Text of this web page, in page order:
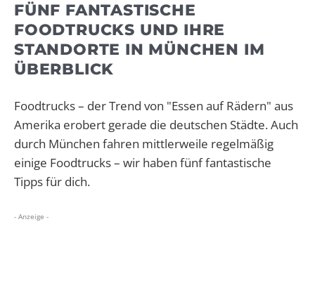
FÜNF FANTASTISCHE
FOODTRUCKS UND IHRE
STANDORTE IN MÜNCHEN IM
ÜBERBLICK
Foodtrucks – der Trend von "Essen auf Rädern" aus
Amerika erobert gerade die deutschen Städte. Auch
durch München fahren mittlerweile regelmäßig
einige Foodtrucks – wir haben fünf fantastische
Tipps für dich.
- Anzeige -